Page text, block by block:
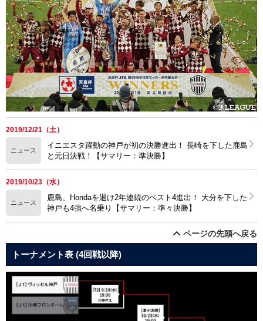
2019/12/21（土）
ニュース
イニエスタ躍動の神戸が初の決勝進出！ 長崎を下した鹿島
と元日決戦！【サマリー：準決勝】
2019/10/23（水）
ニュース
鹿島、Hondaを退け2年連続のベスト4進出！ 大分を下した
神戸も4強へ名乗り【サマリー：準々決勝】
ページの先頭へ戻る
トーナメント表 (4回戦以降)